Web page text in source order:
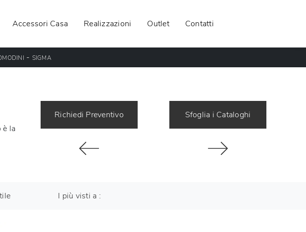
Accessori Casa Realizzazioni Outlet Contatti
- SIGMA
è la
Richiedi Preventivo Sfoglia i Cataloghi
I più visti a :